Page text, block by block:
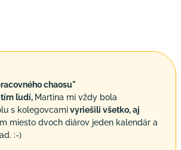
chaosu"
ľudí, Martina mi vždy bola
s kolegovcamivyriešili všetko, aj
miesto dvoch diárov jeden kalendár a
:-)